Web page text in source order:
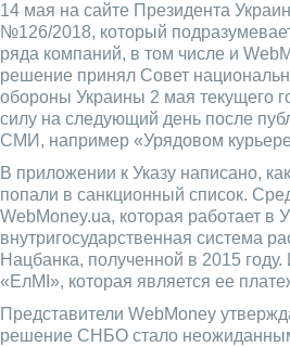
14 мая на сайте Президента
№126/2018, который
ряда компаний, в том числе и
решение принял Совет
обороны Украины 2 мая текущего
силу на следующий день после
СМИ, например «Урядовом
В приложении к Указу написано,
попали в санкционный список.
WebMoney.ua, которая работает в
внутригосударственная система
Нацбанка, полученной в 2015
«ЕлМІ», которая является ее
Представители WebMoney
решение СНБО стало